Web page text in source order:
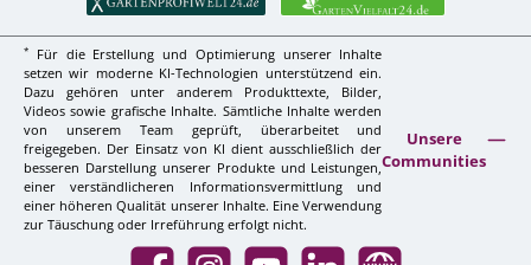
*
Für die Erstellung und Optimierung unserer Inhalte
setzen wir moderne KI-Technologien unterstützend ein.
Dazu gehören unter anderem Produkttexte, Bilder,
Videos sowie grafische Inhalte. Sämtliche Inhalte werden
von unserem Team geprüft, überarbeitet und
freigegeben. Der Einsatz von KI dient ausschließlich der
besseren Darstellung unserer Produkte und Leistungen,
einer verständlicheren Informationsvermittlung und
einer höheren Qualität unserer Inhalte. Eine Verwendung
zur Täuschung oder Irreführung erfolgt nicht.
Unsere
Communities